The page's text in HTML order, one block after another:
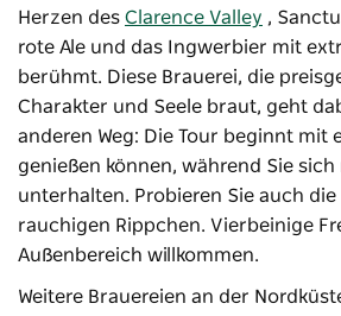
Herzen des Clarence Valley ,
rote Ale und das Ingwerbier mit
berühmt. Diese Brauerei, die
Charakter und Seele braut, geht
anderen Weg: Die Tour beginnt mit
genießen können, während Sie
unterhalten. Probieren Sie auch die
rauchigen Rippchen. Vierbeinige
Außenbereich willkommen.
Weitere Brauereien an der